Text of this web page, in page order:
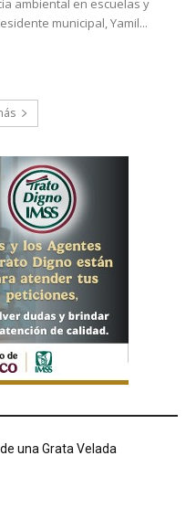
ambiental en escuelas y
presidente municipal, Yamil...
una Grata Velada